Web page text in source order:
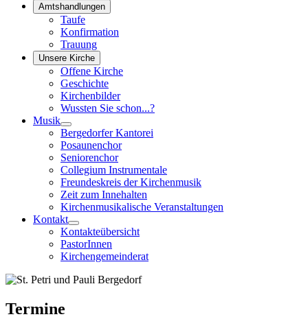
Amtshandlungen
Taufe
Konfirmation
Trauung
Unsere Kirche
Offene Kirche
Geschichte
Kirchenbilder
Wussten Sie schon...?
Musik
Bergedorfer Kantorei
Posaunenchor
Seniorenchor
Collegium Instrumentale
Freundeskreis der Kirchenmusik
Zeit zum Innehalten
Kirchenmusikalische Veranstaltungen
Kontakt
Kontakteübersicht
PastorInnen
Kirchengemeinderat
Termine